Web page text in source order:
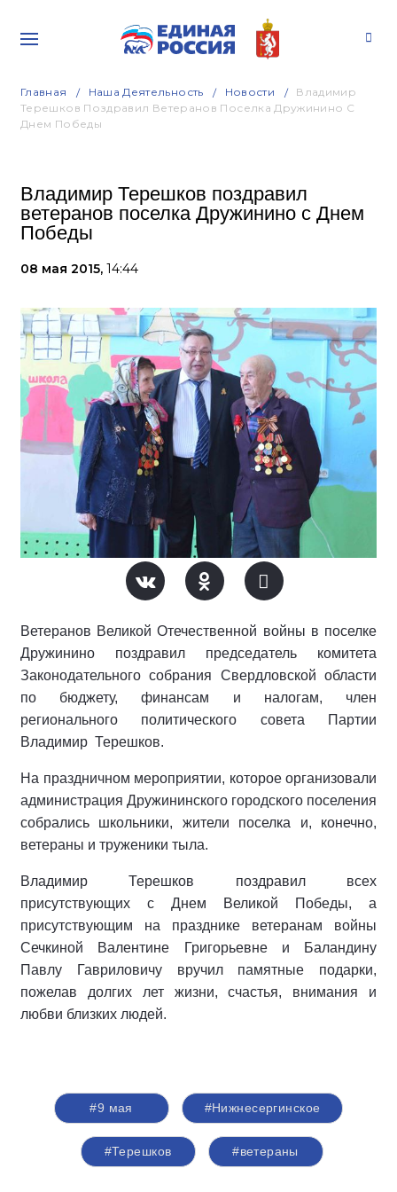
Главная Наша Деятельность Новости
Владимир
Терешков Поздравил Ветеранов Поселка Дружинино С
Днем Победы
Владимир Терешков поздравил
ветеранов поселка Дружинино с Днем
Победы
08 мая 2015, 14:44
Ветеранов Великой Отечественной войны в поселке
Дружинино поздравил председатель комитета
Законодательного собрания Свердловской области
по бюджету, финансам и налогам, член
регионального политического совета Партии
Владимир Терешков.
На праздничном мероприятии, которое организовали
администрация Дружининского городского поселения
собрались школьники, жители поселка и, конечно,
ветераны и труженики тыла.
Владимир Терешков поздравил всех
присутствующих с Днем Великой Победы, а
присутствующим на празднике ветеранам войны
Сечкиной Валентине Григорьевне и Баландину
Павлу Гавриловичу вручил памятные подарки,
пожелав долгих лет жизни, счастья, внимания и
любви близких людей.
#9 мая #Нижнесергинское
#Терешков #ветераны